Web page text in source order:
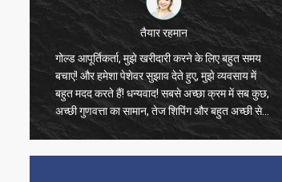
तैयार रहमान
गोल्ड आपूर्तिकर्ता, मुझे खरीदारी करने के लिए बहुत समय
बहुत मदद करते हैं! धन्यवाद! सबसे अच्छा क्रम में सब कुछ,
अच्छी गुणवत्ता का सामान, तेज शिपिंग और बहुत अच्छी सेवा
जो मैं सुझाता हूं। 5 सितारों को शामिल किया गया! आपके